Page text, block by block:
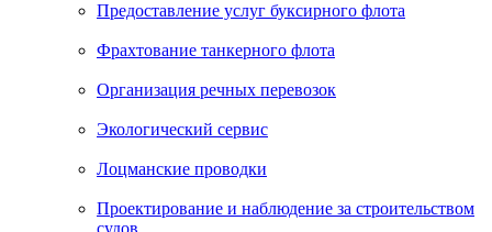
Предоставление услуг буксирного флота
Фрахтование танкерного флота
Организация речных перевозок
Экологический сервис
Лоцманские проводки
Проектирование и наблюдение за строительством
судов